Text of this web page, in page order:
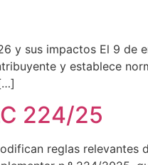
y sus impactos El 9 de
y establece
224/25
reglas